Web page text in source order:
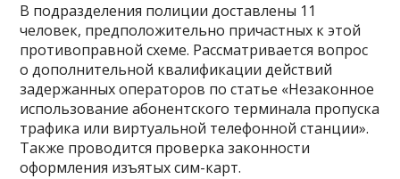
В подразделения полиции доставлены 11
человек, предположительно причастных к этой
противоправной схеме. Рассматривается вопрос
о дополнительной квалификации действий
задержанных операторов по статье «Незаконное
использование абонентского терминала пропуска
трафика или виртуальной телефонной станции».
Также проводится проверка законности
оформления изъятых сим-карт.